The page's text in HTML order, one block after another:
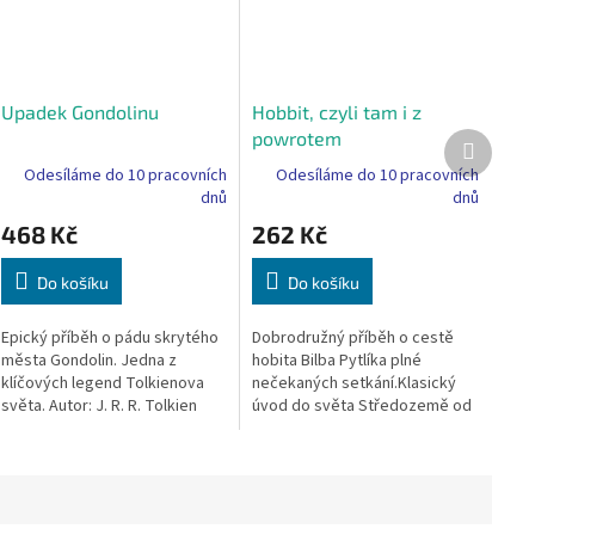
Upadek Gondolinu
Odesíláme do 10 pracovních
dnů
468 Kč
Do košíku
Epický příběh o pádu skrytého
města Gondolin. Jedna z
klíčových legend Tolkienova
světa. Autor: J. R. R. Tolkien
Hobbit, czyli tam i z
powrotem
Odesíláme do 10 pracovních
dnů
262 Kč
Do košíku
Dobrodružný příběh o cestě
hobita Bilba Pytlíka plné
nečekaných setkání.Klasický
úvod do světa Středozemě od
Další
produkt